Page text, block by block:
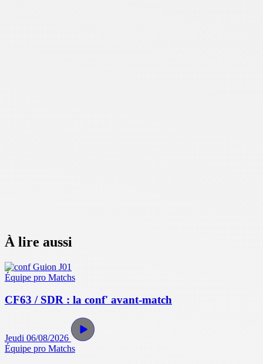
À lire aussi
Équipe pro Matchs
CF63 / SDR : la conf' avant-match
Jeudi 06/08/2026
Équipe pro Matchs